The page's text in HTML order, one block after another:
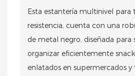
Esta estantería multinivel para
resistencia, cuenta con una
de metal negro, diseñada para
organizar eficientemente
enlatados en supermercados y